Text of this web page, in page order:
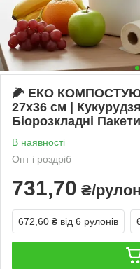
🌽 ЕКО
27x36 см |
Біорозкладні
В наявності
Опт і роздріб
731,70 ₴/рулон
672,60 ₴ від 6 рулонів